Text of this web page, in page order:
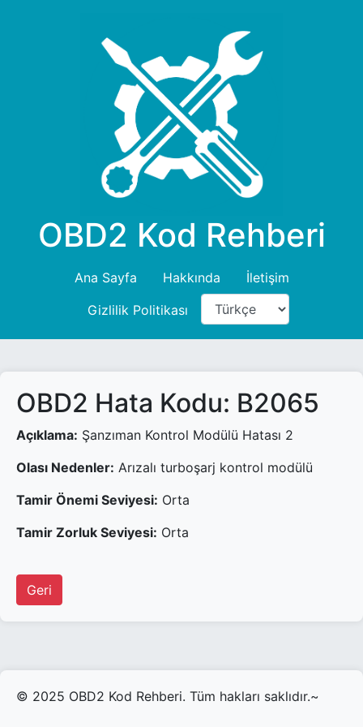
OBD2 Kod Rehberi
Ana Sayfa Hakkında
İletişim
Gizlilik Politikası
OBD2 Hata Kodu: B2065
Açıklama: Şanzıman Kontrol Modülü Hatası 2
Olası Nedenler: Arızalı turboşarj kontrol modülü
Tamir Önemi Seviyesi: Orta
Tamir Zorluk Seviyesi: Orta
Geri
© 2025 OBD2 Kod Rehberi. Tüm hakları saklıdır.~